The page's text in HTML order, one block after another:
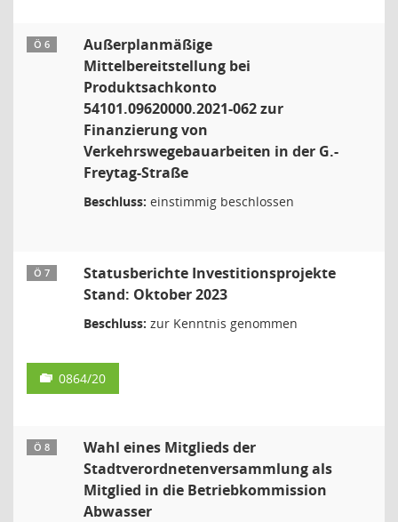
Ö 6
Außerplanmäßige
Mittelbereitstellung bei
Produktsachkonto
54101.09620000.2021-062 zur
Finanzierung von
Verkehrswegebauarbeiten in der G.-
Freytag-Straße
Beschluss: einstimmig beschlossen
Ö 7
Statusberichte Investitionsprojekte
Stand: Oktober 2023
Beschluss: zur Kenntnis genommen
0864/20
Ö 8
Wahl eines Mitglieds der
Stadtverordnetenversammlung als
Mitglied in die Betriebkommission
Abwasser